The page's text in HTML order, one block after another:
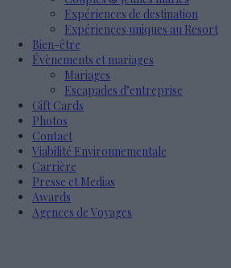
Expériences de destination
Expériences uniques au Resort
Bien-être
Évènements et mariages
Mariages
Escapades d’entreprise
Gift Cards
Photos
Contact
Viabilité Environnementale
Carrière
Presse et Medias
Awards
Agences de Voyages